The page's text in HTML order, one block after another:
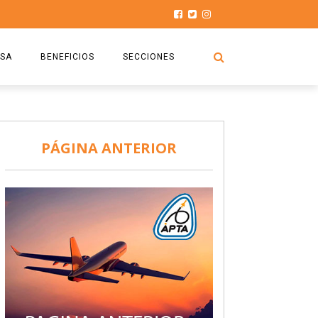
BENEFICIOS
COMISIÓN
SECCIONES
SEGURIDAD AÉREA
TURISMO Y RECREACIÓN
VIDEOS
PÁGINA ANTERIOR